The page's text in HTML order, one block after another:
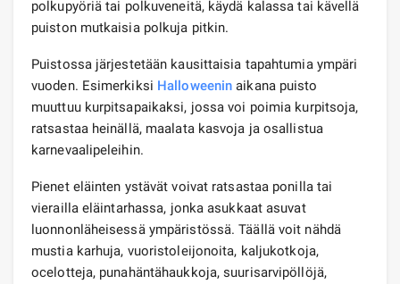
polkupyöriä tai polkuveneitä, käydä kalassa tai kävellä
puiston mutkaisia ​​polkuja pitkin.
Puistossa järjestetään kausittaisia ​​tapahtumia ympäri
vuoden. Esimerkiksi Halloweenin aikana puisto
muuttuu kurpitsapaikaksi, jossa voi poimia kurpitsoja,
ratsastaa heinällä, maalata kasvoja ja osallistua
karnevaalipeleihin.
Pienet eläinten ystävät voivat ratsastaa ponilla tai
vierailla eläintarhassa, jonka asukkaat asuvat
luonnonläheisessä ympäristössä. Täällä voit nähdä
mustia karhuja, vuoristoleijonoita, kaljukotkoja,
ocelotteja, punahäntähaukkoja, suurisarvipöllöjä,